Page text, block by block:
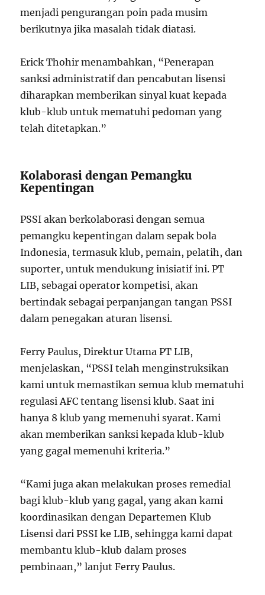
menjadi pengurangan poin pada musim
berikutnya jika masalah tidak diatasi.
Erick Thohir menambahkan, “Penerapan
sanksi administratif dan pencabutan lisensi
diharapkan memberikan sinyal kuat kepada
klub-klub untuk mematuhi pedoman yang
telah ditetapkan.”
Kolaborasi dengan Pemangku
Kepentingan
PSSI akan berkolaborasi dengan semua
pemangku kepentingan dalam sepak bola
Indonesia, termasuk klub, pemain, pelatih, dan
suporter, untuk mendukung inisiatif ini. PT
LIB, sebagai operator kompetisi, akan
bertindak sebagai perpanjangan tangan PSSI
dalam penegakan aturan lisensi.
Ferry Paulus, Direktur Utama PT LIB,
menjelaskan, “PSSI telah menginstruksikan
kami untuk memastikan semua klub mematuhi
regulasi AFC tentang lisensi klub. Saat ini
hanya 8 klub yang memenuhi syarat. Kami
akan memberikan sanksi kepada klub-klub
yang gagal memenuhi kriteria.”
“Kami juga akan melakukan proses remedial
bagi klub-klub yang gagal, yang akan kami
koordinasikan dengan Departemen Klub
Lisensi dari PSSI ke LIB, sehingga kami dapat
membantu klub-klub dalam proses
pembinaan,” lanjut Ferry Paulus.